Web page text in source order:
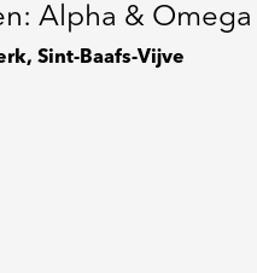
Alpha & Omega
Sint-Baafs-Vijve